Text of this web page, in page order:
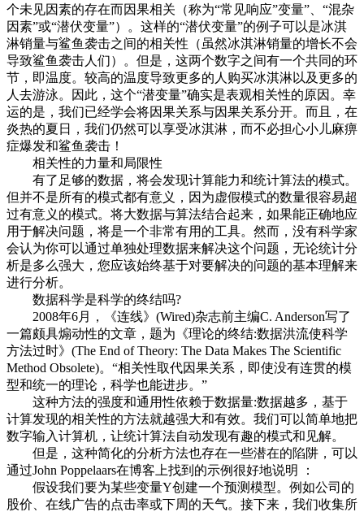
个未见因素的存在而因果相关（称为“常见响应”变量”、“混杂
因素”或“潜伏变量”）。这样的“潜伏变量”的例子可以是冰淇
淋销量与鲨鱼袭击之间的相关性（虽然冰淇淋销量的增长不会
导致鲨鱼袭击人们）。但是，这两个数字之间有一个共同的环
节，即温度。较高的温度导致更多的人购买冰淇淋以及更多的
人去游泳。因此，这个“潜变量”确实是表观相关性的原因。幸
运的是，我们已经学会将因果关系与因果关系分开。而且，在
炎热的夏日，我们仍然可以享受冰淇淋，而不必担心小儿麻痹
症爆发和鲨鱼袭击！
相关性的力量和局限性
有了足够的数据，将会发现计算能力和统计算法的模式。
但并不是所有的模式都有意义，因为虚假模式的数量很容易超
过有意义的模式。将大数据与算法结合起来，如果能正确地应
用于解决问题，将是一个非常有用的工具。然而，没有科学家
会认为你可以通过单独处理数据来解决这个问题，无论统计分
析是多么强大，您应该始终基于对要解决的问题的基本理解来
进行分析。
数据科学是科学的终结吗?
2008年6月，《连线》(Wired)杂志前主编C. Anderson写了
一篇颇具煽动性的文章，题为《理论的终结:数据洪流使科学
方法过时》(The End of Theory: The Data Makes The Scientific
Method Obsolete)。“相关性取代因果关系，即使没有连贯的模
型和统一的理论，科学也能进步。”
这种方法的强度和通用性依赖于数据量:数据越多，基于
计算发现的相关性的方法就越强大和有效。我们可以简单地把
数字输入计算机，让统计算法自动发现有趣的模式和见解。
但是，这种简化的分析方法也存在一些潜在的陷阱，可以
通过John Poppelaars在博客上找到的示例很好地说明 ：
假设我们要为某些变量Y创建一个预测模型。例如公司的
股价、在线广告的点击率或下周的天气。接下来，我们收集所